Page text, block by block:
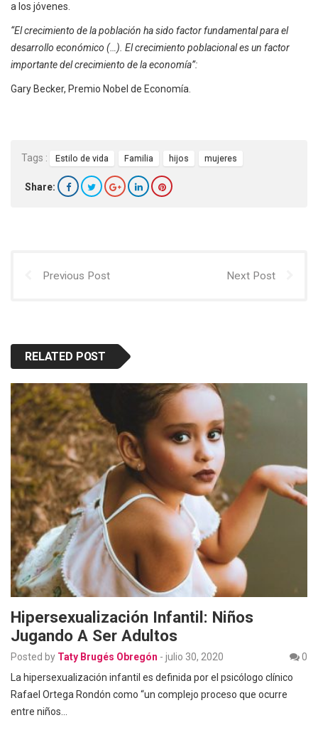
a los jóvenes.
“El crecimiento de la población ha sido factor fundamental para el
desarrollo económico (…). El crecimiento poblacional es un factor
importante del crecimiento de la economía”:
Gary Becker, Premio Nobel de Economía.
Tags : Estilo de vida Familia hijos mujeres
Share:
Previous Post Next Post
RELATED POST
Hipersexualización Infantil: Niños
Jugando A Ser Adultos
Posted by Taty Brugés Obregón - julio 30, 2020
0
La hipersexualización infantil es definida por el psicólogo clínico
Rafael Ortega Rondón como “un complejo proceso que ocurre
entre niños…